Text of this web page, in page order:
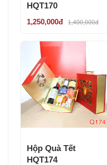
HQT170
1,250,000đ 1,400,000đ
Hộp Quà Tết
HQT174